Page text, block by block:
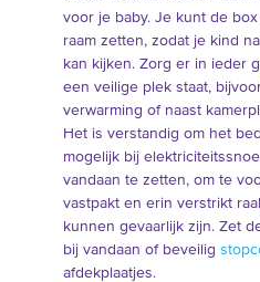
voor je baby. Je kunt de
raam zetten, zodat je kind
kan kijken. Zorg er in ieder
een veilige plek staat,
verwarming of naast
Het is verstandig om het
mogelijk bij
vandaan te zetten, om te
vastpakt en erin verstrikt
kunnen gevaarlijk zijn. Zet
bij vandaan of beveilig
afdekplaatjes.